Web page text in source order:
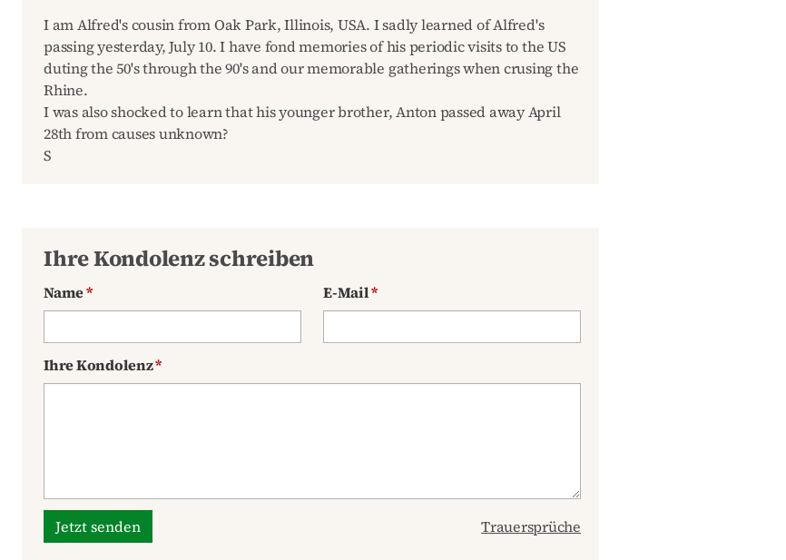
I am Alfred's cousin from Oak Park, Illinois, USA. I sadly learned of Alfred's
passing yesterday, July 10. I have fond memories of his periodic visits to the US
duting the 50's through the 90's and our memorable gatherings when crusing the
Rhine.
I was also shocked to learn that his younger brother, Anton passed away April
28th from causes unknown?
S
Ihre Kondolenz schreiben
Name* E-Mail*
Ihre Kondolenz*
Jetzt senden Trauersprüche